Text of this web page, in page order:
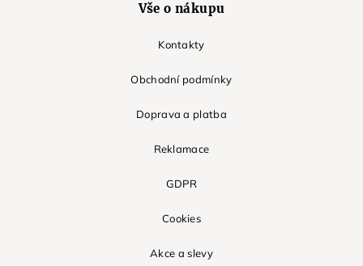
Vše o nákupu
Kontakty
Obchodní podmínky
Doprava a platba
Reklamace
GDPR
Cookies
Akce a slevy